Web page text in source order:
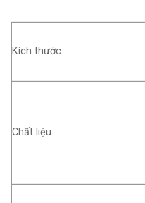
Kích thước
Chất liệu